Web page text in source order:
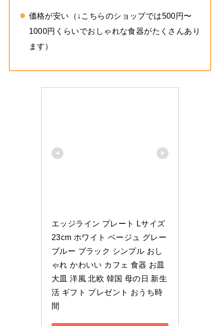
価格が安い（↓こちらのショップでは500円〜
1000円くらいでおしゃれな食器がたくさんあり
ます）
エッジライン プレート Lサイズ
23cm ホワイト ベージュ グレー
ブルー ブラック シンプル おし
ゃれ かわいい カフェ 食器 お皿
大皿 洋風 北欧 韓国 母の日 新生
活 ギフト プレゼント おうち時
間